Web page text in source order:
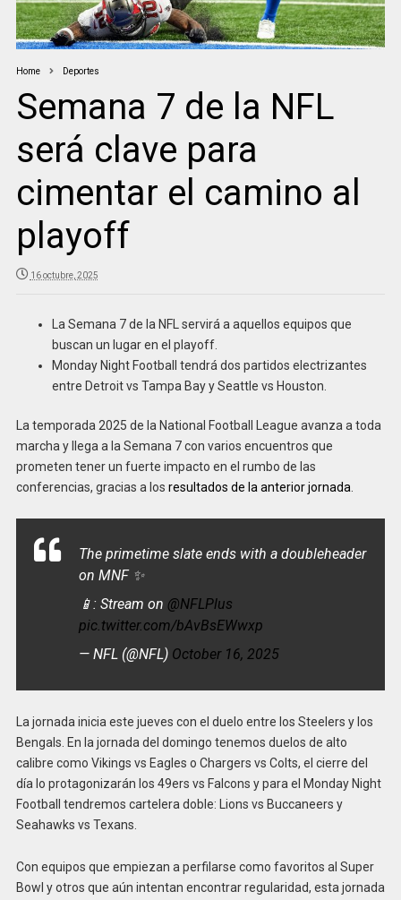
Home Deportes
Semana 7 de la NFL
será clave para
cimentar el camino al
playoff
16 octubre, 2025
La Semana 7 de la NFL servirá a aquellos equipos que
buscan un lugar en el playoff.
Monday Night Football tendrá dos partidos electrizantes
entre Detroit vs Tampa Bay y Seattle vs Houston.
La temporada 2025 de la National Football League avanza a toda
marcha y llega a la Semana 7 con varios encuentros que
prometen tener un fuerte impacto en el rumbo de las
conferencias, gracias a los resultados de la anterior jornada
The primetime slate ends with a doubleheader
on MNF ✨
📱: Stream on @NFLPlus
pic.twitter.com/bAvBsEWwxp
— NFL (@NFL) October 16, 2025
La jornada inicia este jueves con el duelo entre los Steelers y los
Bengals. En la jornada del domingo tenemos duelos de alto
calibre como Vikings vs Eagles o Chargers vs Colts, el cierre del
día lo protagonizarán los 49ers vs Falcons y para el Monday Night
Football tendremos cartelera doble: Lions vs Buccaneers y
Seahawks vs Texans.
Con equipos que empiezan a perfilarse como favoritos al Super
Bowl y otros que aún intentan encontrar regularidad, esta jornada